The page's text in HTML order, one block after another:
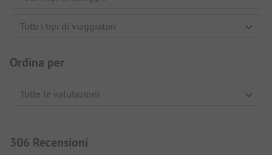
Ordina per
306 Recensioni